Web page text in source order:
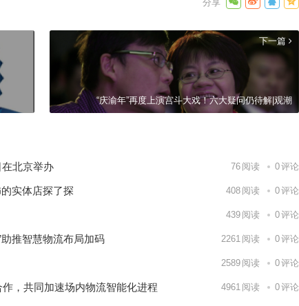
下一篇
“庆渝年”再度上演宫斗大戏！六大疑问仍待解|观潮
北京举办 76 阅读 0评论
实体店探了探 408 阅读 0评论
439 阅读 0评论
推智慧物流布局加码 2261 阅读 0评论
2589 阅读 0评论
作，共同加速场内物流智能化进程 4961 阅读 0评论